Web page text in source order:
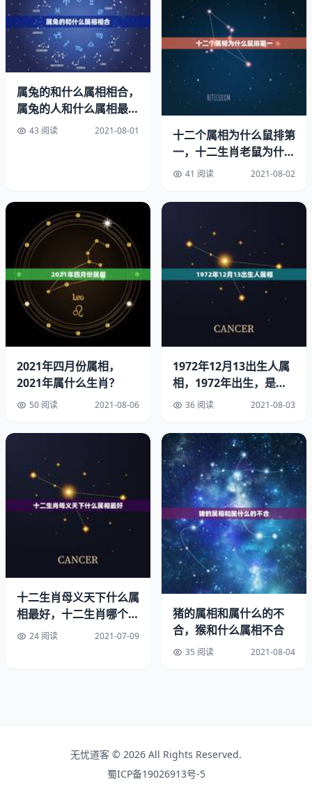
星座按公历(阳历、新历、国历)出生日期算
白羊座（3月21日-4月20日）
金牛座（4月21日-5月21日）
双子座（5月22日-6月21日）
巨蟹座（6月22日-7月22日）
狮子座（7月23日-8月22日）
处女座（8月23日-9月22日）
天秤座（9月23日-10月23日）
天蝎座（10月24日-11月22日）
射手座（11月23日-12月21日）
摩羯座（12月22日-1月20日）
水瓶座（1月21日-2月19日）
双鱼座（2月20日-3月20日）
闰五月十六日是什么属相：90年润5月16出生，属于什么星
农历年闰5月16日是公历年7月8日，所以是属于巨蟹座（巨
蟹座：6月22日7月22日）。
年润五月16午时算命
属兔的和什么属相相合，
属兔的人和什么属相最
配？和什么属相犯冲？拜
43 阅读 2021-08-01
十二个属相为什么鼠排第
一，十二生肖老鼠为什么
排第一猪怎么排最后呢
41 阅读 2021-08-02
2021年四月份属相，
2021年属什么生肖？
50 阅读 2021-08-06
1972年12月13出生人属
相，1972年出生，是什
么属相？
36 阅读 2021-08-03
十二生肖母义天下什么属
相最好，十二生肖哪个属
相最好？
24 阅读 2021-07-09
猪的属相和属什么的不
合，猴和什么属相不合
35 阅读 2021-08-04
无忧道客 © 2026 All Rights Reserved.
蜀ICP备19026913号-5